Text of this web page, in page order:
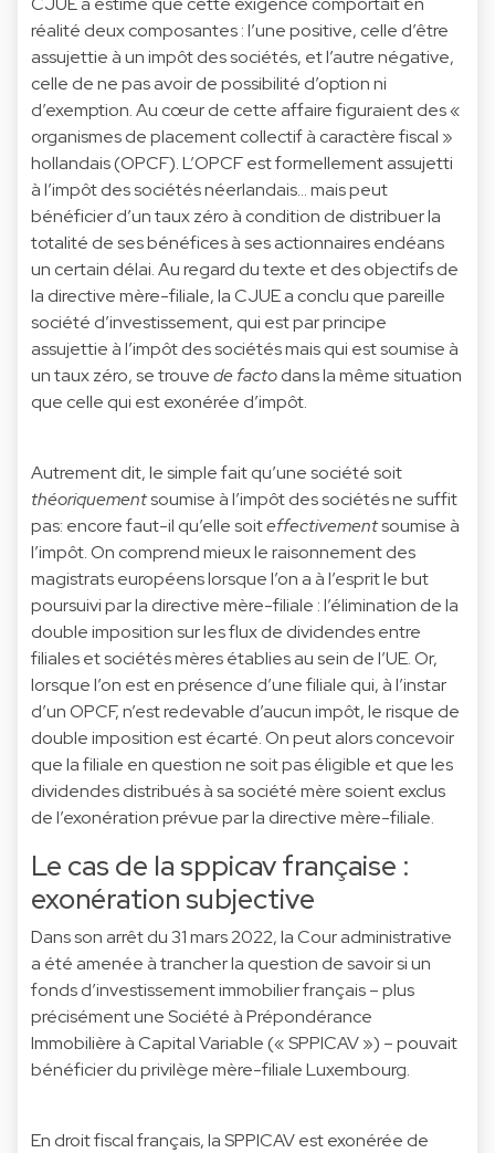
réalité deux composantes : l’une positive, celle d’être
assujettie à un impôt des sociétés, et l’autre négative,
celle de ne pas avoir de possibilité d’option ni
d’exemption. Au cœur de cette affaire figuraient des «
organismes de placement collectif à caractère fiscal »
hollandais (OPCF). L’OPCF est formellement assujetti
à l’impôt des sociétés néerlandais… mais peut
bénéficier d’un taux zéro à condition de distribuer la
totalité de ses bénéfices à ses actionnaires endéans
un certain délai. Au regard du texte et des objectifs de
la directive mère-filiale, la CJUE a conclu que pareille
société d’investissement, qui est par principe
assujettie à l’impôt des sociétés mais qui est soumise à
un taux zéro, se trouvede factodans la même situation
que celle qui est exonérée d’impôt.
Autrement dit, le simple fait qu’une société soit
théoriquementsoumise à l’impôt des sociétés ne suffit
pas: encore faut-il qu’elle soiteffectivementsoumise à
l’impôt. On comprend mieux le raisonnement des
magistrats européens lorsque l’on a à l’esprit le but
poursuivi par la directive mère-filiale : l’élimination de la
double imposition sur les flux de dividendes entre
filiales et sociétés mères établies au sein de l’UE. Or,
lorsque l’on est en présence d’une filiale qui, à l’instar
d’un OPCF, n’est redevable d’aucun impôt, le risque de
double imposition est écarté. On peut alors concevoir
que la filiale en question ne soit pas éligible et que les
dividendes distribués à sa société mère soient exclus
de l’exonération prévue par la directive mère-filiale.
Le cas de la sppicav française :
exonération subjective
Dans son arrêt du 31 mars 2022, la Cour administrative
a été amenée à trancher la question de savoir si un
fonds d’investissement immobilier français – plus
précisément une Société à Prépondérance
Immobilière à Capital Variable (« SPPICAV ») – pouvait
bénéficier du privilège mère-filiale Luxembourg.
En droit fiscal français, la SPPICAV est exonérée de